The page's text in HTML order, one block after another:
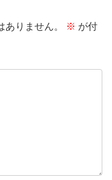
りません。 ※ が付